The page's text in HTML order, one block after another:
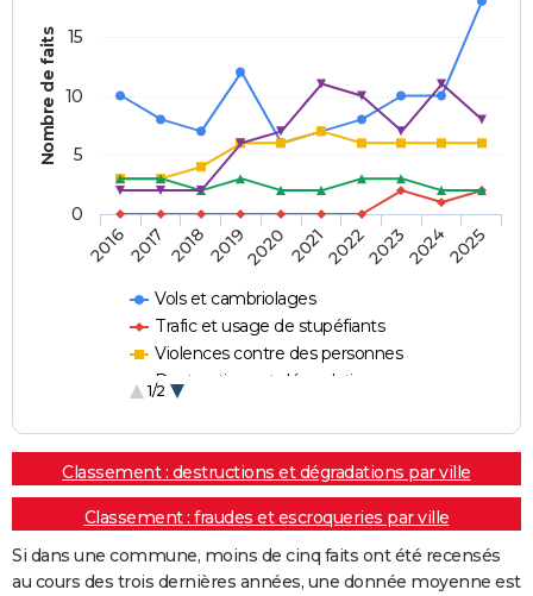
Nombre de faits
Vols et cambriolages
Trafic et usage de stupéfiants
Violences contre des personnes
Destructions et dégradations
1/2
20162017 20182019202020212022202320242025
0
5
10
15
Classement : destructions et dégradations par ville
Classement : fraudes et escroqueries par ville
Si dans une commune, moins de cinq faits ont été recensés
au cours des trois dernières années, une donnée moyenne est